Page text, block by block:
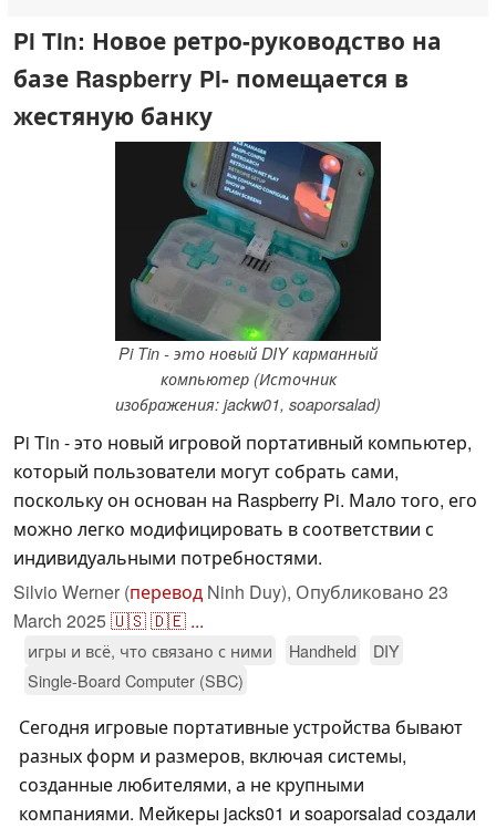
Pi Tin: Новое ретро-руководство на
базе Raspberry Pi- помещается в
жестяную банку
Pi Tin - это новый DIY карманный
компьютер (Источник
изображения: jackw01, soaporsalad)
Pi Tin - это новый игровой портативный компьютер,
который пользователи могут собрать сами,
поскольку он основан на Raspberry Pi. Мало того, его
можно легко модифицировать в соответствии с
индивидуальными потребностями.
Silvio Werner (перевод Ninh Duy), Опубликовано 23
March 2025🇺🇸🇩🇪 ...
игры и всё, что связано с ними Handheld
DIY
Single-Board Computer (SBC)
Сегодня игровые портативные устройства бывают
разных форм и размеров, включая системы,
созданные любителями, а не крупными
компаниями. Мейкеры jacks01 и soaporsalad создали